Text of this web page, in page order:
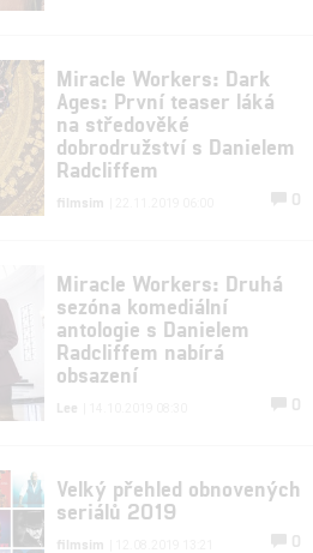
Miracle Workers: Dark
Ages: První teaser láká
na středověké
dobrodružství s Danielem
Radcliffem
filmsim 0
Miracle Workers: Druhá
sezóna komediální
antologie s Danielem
Radcliffem nabírá
obsazení
Lee 0
Velký přehled obnovených
seriálů 2019
filmsim 0